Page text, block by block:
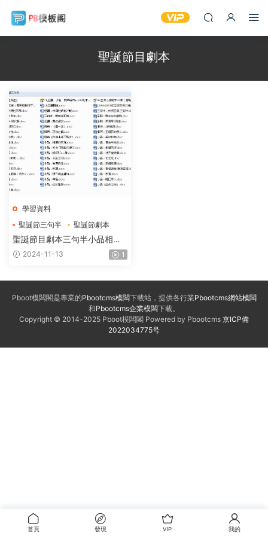
聖誕節目劇本
學習資料
聖誕節三句半
聖誕節劇本
聖誕節小品
聖誕節目劇本三句半小品相聲
聖誕節節目大全
2024-11-13 1
Pboot模闆閣是專業的Pbootcms模闆下載站，提供各行業Pbootcms網站模闆
和Pbootcms企業模闆下載。
Copyright © 2014-2025 Pboot模闆閣 Powered by Pbootcms 京ICP備
2022034775号
首頁 發現 VIP 我的